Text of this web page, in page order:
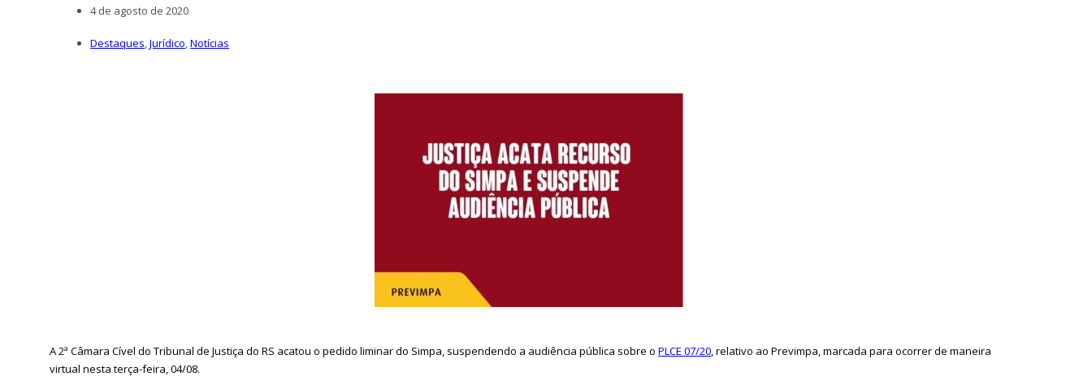
4 de agosto de 2020
Destaques,Jurídico,Notícias
A 2ª Câmara Cível do Tribunal de Justiça do RS acatou o pedido liminar do Simpa, suspendendo a audiência pública sobre oPLCE 07/20, relativo ao Previmpa, marcada para ocorrer de maneira
virtual nesta terça-feira, 04/08.